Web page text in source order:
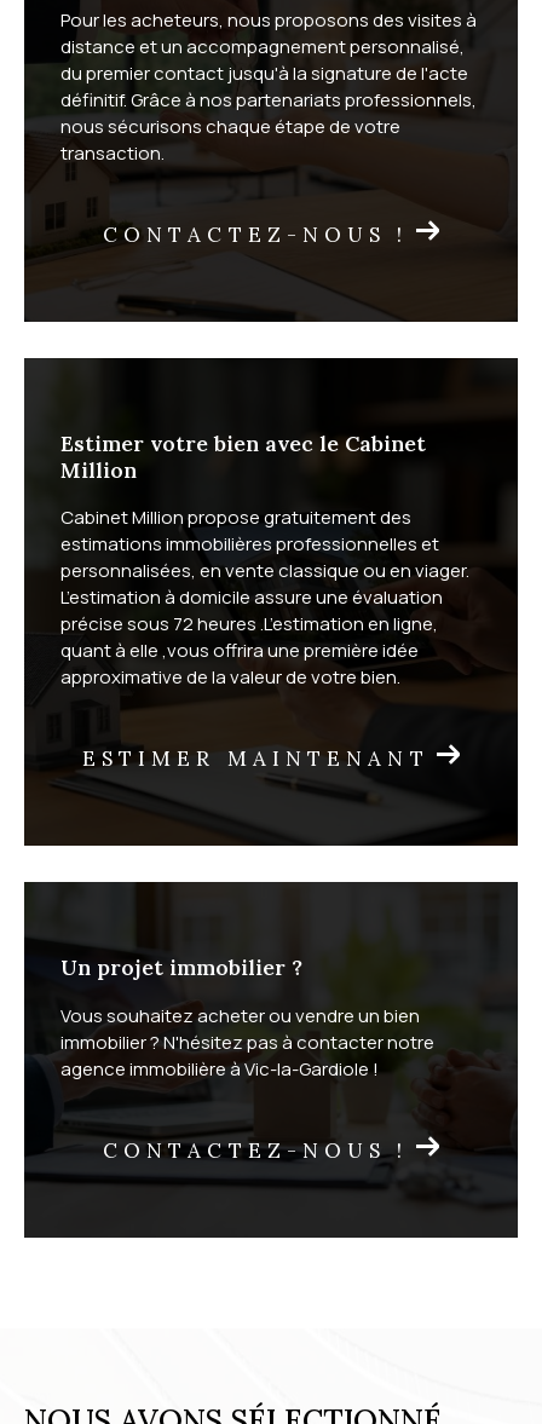
on immobilière, en vente classique comme en viager.
L'estimation à domicile vous garantit une évaluation
précise sous 72 heures. L'estimation en ligne, plus
rapide, vous donne une première idée de la valeur de
votre bien.
Pour les acheteurs, nous proposons des visites à
distance et un accompagnement personnalisé,
du premier contact jusqu'à la signature de l'acte
définitif. Grâce à nos partenariats professionnels,
nous sécurisons chaque étape de votre
transaction.
CONTACTEZ-NOUS !
Estimer votre bien avec le Cabinet
Million
Cabinet Million propose gratuitement des
estimations immobilières professionnelles et
personnalisées, en vente classique ou en viager.
L’estimation à domicile assure une évaluation
précise sous 72 heures .L’estimation en ligne,
quant à elle ,vous offrira une première idée
approximative de la valeur de votre bien.
ESTIMER MAINTENANT
Un projet immobilier ?
Vous souhaitez acheter ou vendre un bien
immobilier ? N'hésitez pas à contacter notre
agence immobilière à Vic-la-Gardiole !
CONTACTEZ-NOUS !